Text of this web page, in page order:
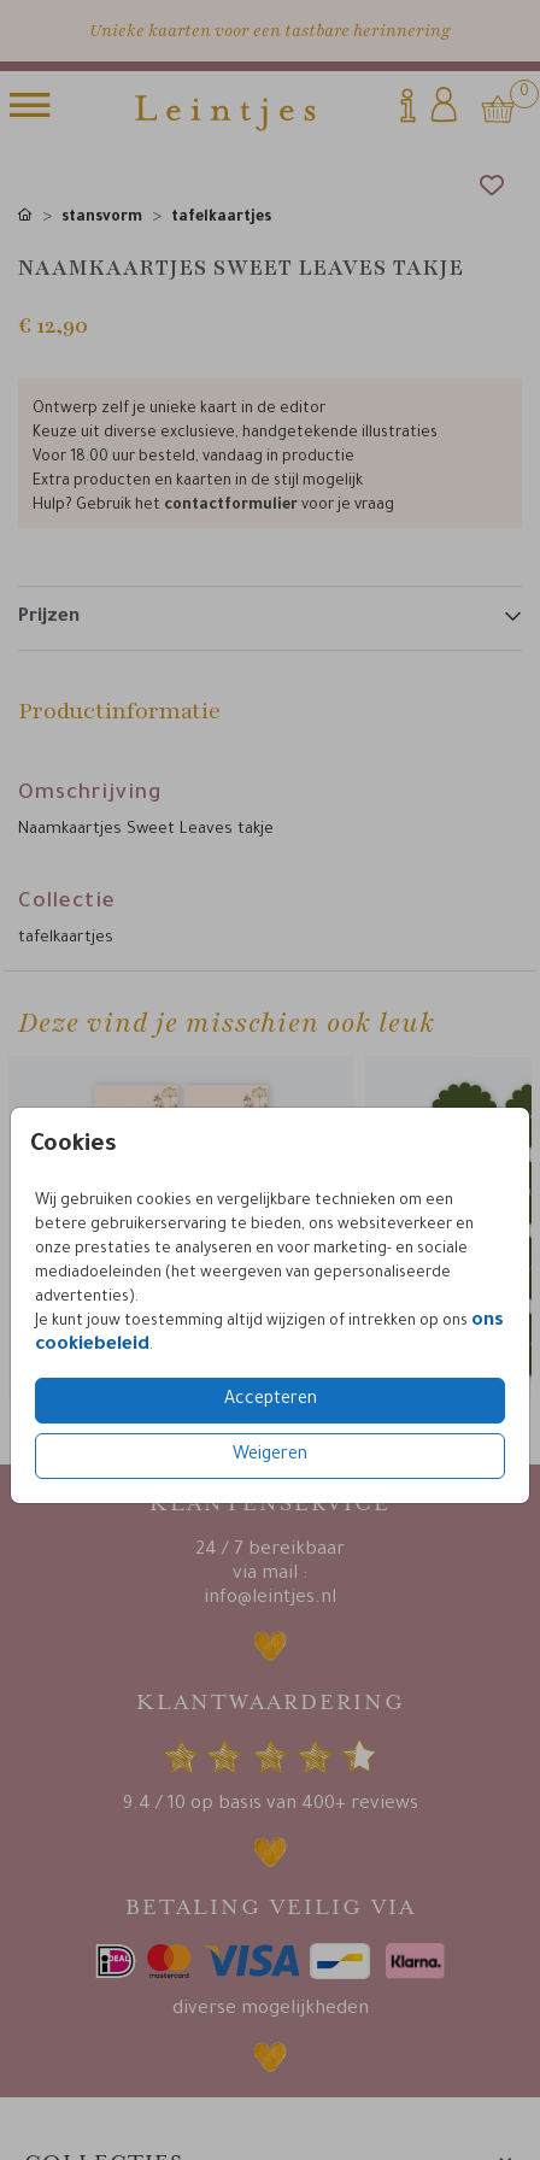
Unieke kaarten voor een tastbare herinnering
0
Cookies
Wij gebruiken cookies en vergelijkbare technieken om een
betere gebruikerservaring te bieden, ons websiteverkeer en
onze prestaties te analyseren en voor marketing- en sociale
mediadoeleinden (het weergeven van gepersonaliseerde
advertenties).
Je kunt jouw toestemming altijd wijzigen of intrekken op ons ons
cookiebeleid.
Accepteren
Weigeren
stansvorm tafelkaartjes
NAAMKAARTJES SWEET LEAVES TAKJE
€ 12,90
Ontwerp zelf je unieke kaart in de editor
Keuze uit diverse exclusieve, handgetekende illustraties
Voor 18.00 uur besteld, vandaag in productie
Extra producten en kaarten in de stijl mogelijk
Hulp? Gebruik het contactformulier voor je vraag
Prijzen
Productinformatie
Omschrijving
Naamkaartjes Sweet Leaves takje
Collectie
tafelkaartjes
Deze vind je misschien ook leuk
KLANTENSERVICE
24 / 7 bereikbaar
via mail :
info@leintjes.nl
KLANTWAARDERING
9.4 / 10 op basis van 400+ reviews
BETALING VEILIG VIA
diverse mogelijkheden